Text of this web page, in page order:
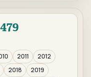
2011
2012
2018
2019